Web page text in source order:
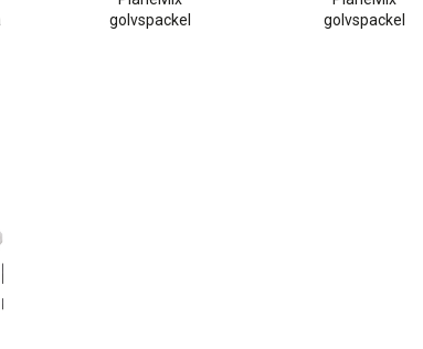
golvspackel
golvspackel